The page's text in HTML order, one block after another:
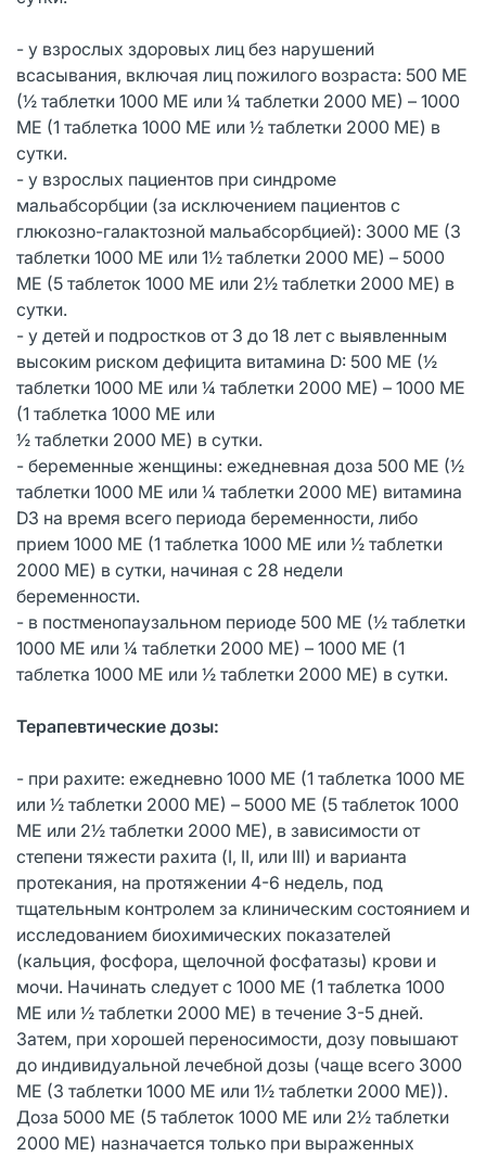
- у взрослых здоровых лиц без нарушений
всасывания, включая лиц пожилого возраста: 500 МЕ
(½ таблетки 1000 МЕ или ¼ таблетки 2000 МЕ) – 1000
МЕ (1 таблетка 1000 МЕ или ½ таблетки 2000 МЕ) в
сутки.
- у взрослых пациентов при синдроме
мальабсорбции (за исключением пациентов с
глюкозно-галактозной мальабсорбцией): 3000 МЕ (3
таблетки 1000 МЕ или 1½ таблетки 2000 МЕ) – 5000
МЕ (5 таблеток 1000 МЕ или 2½ таблетки 2000 МЕ) в
сутки.
- у детей и подростков от 3 до 18 лет с выявленным
высоким риском дефицита витамина D: 500 МЕ (½
таблетки 1000 МЕ или ¼ таблетки 2000 МЕ) – 1000 МЕ
(1 таблетка 1000 МЕ или
½ таблетки 2000 МЕ) в сутки.
- беременные женщины: ежедневная доза 500 МЕ (½
таблетки 1000 МЕ или ¼ таблетки 2000 МЕ) витамина
D3 на время всего периода беременности, либо
прием 1000 МЕ (1 таблетка 1000 МЕ или ½ таблетки
2000 МЕ) в сутки, начиная с 28 недели
беременности.
- в постменопаузальном периоде 500 МЕ (½ таблетки
1000 МЕ или ¼ таблетки 2000 МЕ) – 1000 МЕ (1
таблетка 1000 МЕ или ½ таблетки 2000 МЕ) в сутки.
Терапевтические дозы:
- при рахите: ежедневно 1000 МЕ (1 таблетка 1000 МЕ
или ½ таблетки 2000 МЕ) – 5000 МЕ (5 таблеток 1000
МЕ или 2½ таблетки 2000 МЕ), в зависимости от
степени тяжести рахита (I, II, или III) и варианта
протекания, на протяжении 4-6 недель, под
тщательным контролем за клиническим состоянием и
исследованием биохимических показателей
(кальция, фосфора, щелочной фосфатазы) крови и
мочи. Начинать следует с 1000 МЕ (1 таблетка 1000
МЕ или ½ таблетки 2000 МЕ) в течение 3-5 дней.
Затем, при хорошей переносимости, дозу повышают
до индивидуальной лечебной дозы (чаще всего 3000
МЕ (3 таблетки 1000 МЕ или 1½ таблетки 2000 МЕ)).
Доза 5000 МЕ (5 таблеток 1000 МЕ или 2½ таблетки
2000 МЕ) назначается только при выраженных